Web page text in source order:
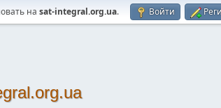
на sat-integral.org.ua. Войти